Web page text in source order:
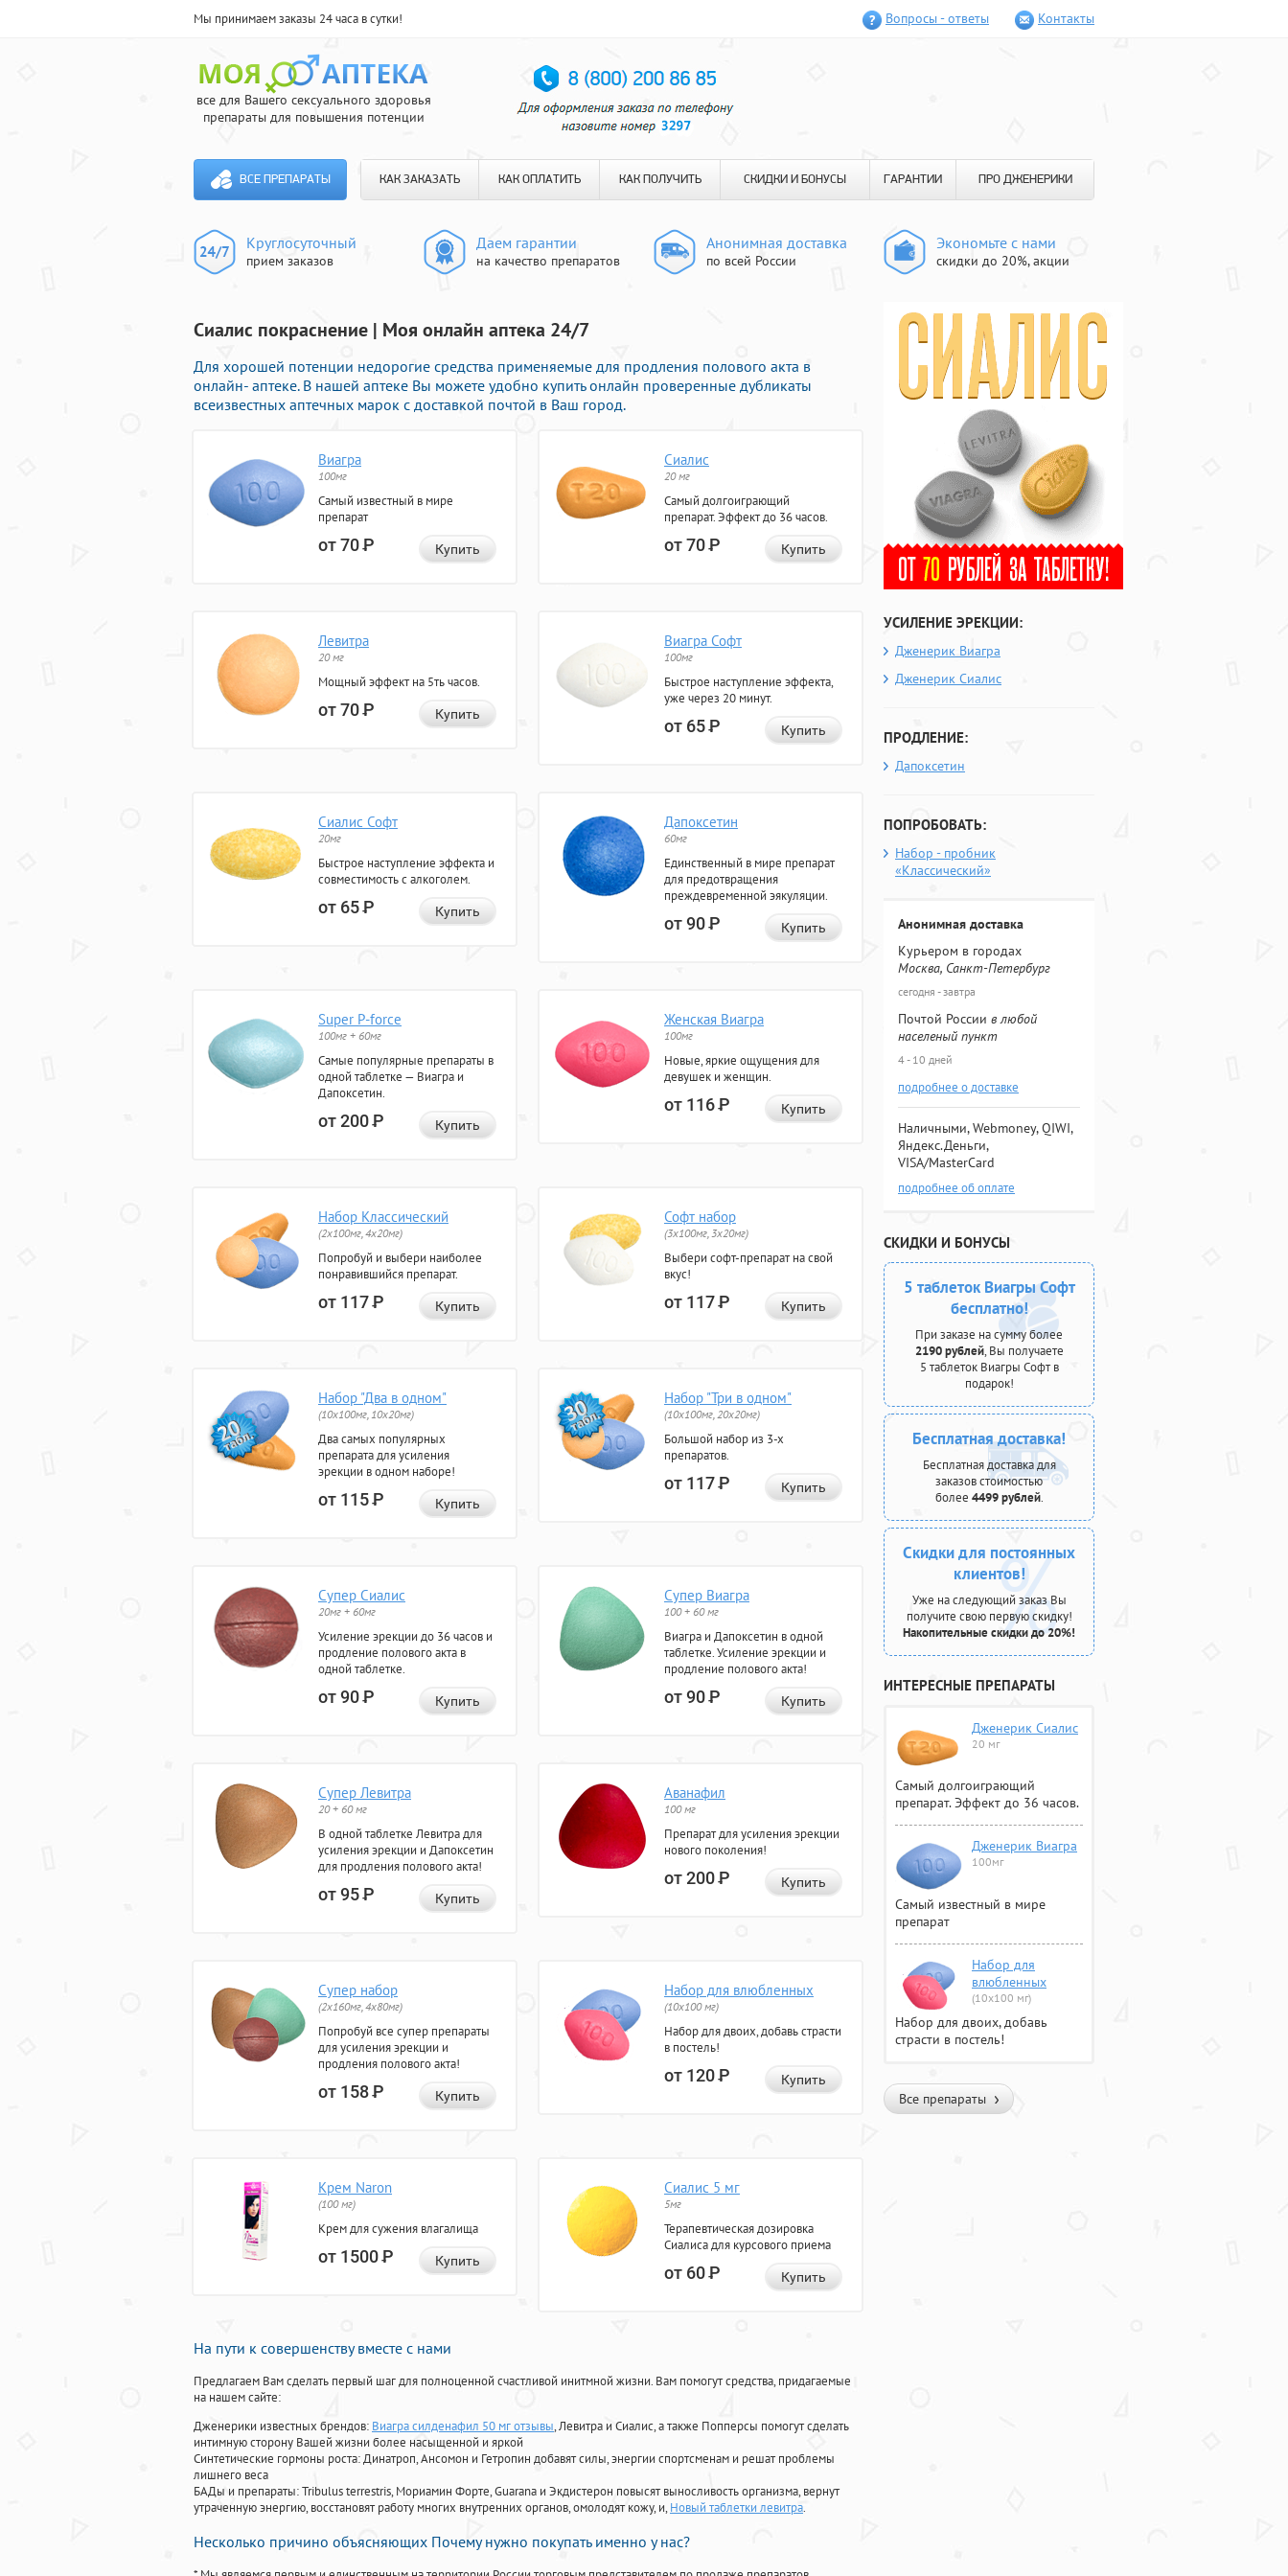
Мы принимаем заказы 24 часа в сутки! Вопросы - ответы Контакты
все для Вашего сексуального здоровья
препараты для повышения потенции
ВСЕ ПРЕПАРАТЫ КАК ЗАКАЗАТЬ КАК ОПЛАТИТЬ КАК ПОЛУЧИТЬ СКИДКИ И БОНУСЫ ГАРАНТИИ ПРО ДЖЕНЕРИКИ
Круглосуточный
прием заказов
Даем гарантии
на качество препаратов
Анонимная доставка
по всей России
Экономьте с нами
скидки до 20%, акции
Сиалис покраснение | Моя онлайн аптека 24/7
Для хорошей потенции недорогие средства применяемые для продления полового акта в
онлайн- аптеке. В нашей аптеке Вы можете удобно купить онлайн проверенные дубликаты
всеизвестных аптечных марок с доставкой почтой в Ваш город.
Виагра
100мг
Самый известный в мире
препарат
от 70Р Купить
Сиалис
20 мг
Самый долгоиграющий
препарат. Эффект до 36 часов.
от 70Р Купить
Левитра
20 мг
Мощный эффект на 5ть часов.
от 70Р Купить
Виагра Софт
100мг
Быстрое наступление эффекта,
уже через 20 минут.
от 65Р Купить
Сиалис Софт
20мг
Быстрое наступление эффекта и
совместимость с алкоголем.
от 65Р Купить
Дапоксетин
60мг
Единственный в мире препарат
для предотвращения
преждевременной эякуляции.
от 90Р Купить
Super P-force
100мг + 60мг
Самые популярные препараты в
одной таблетке — Виагра и
Дапоксетин.
от 200Р Купить
Женская Виагра
100мг
Новые, яркие ощущения для
девушек и женщин.
от 116Р Купить
Набор Классический
(2x100мг, 4x20мг)
Попробуй и выбери наиболее
понравившийся препарат.
от 117Р Купить
Софт набор
(3x100мг, 3x20мг)
Выбери софт-препарат на свой
вкус!
от 117Р Купить
Набор "Два в одном"
(10x100мг, 10x20мг)
Два самых популярных
препарата для усиления
эрекции в одном наборе!
от 115Р Купить
Набор "Три в одном"
(10x100мг, 20x20мг)
Большой набор из 3-х
препаратов.
от 117Р Купить
Супер Сиалис
20мг + 60мг
Усиление эрекции до 36 часов и
продление полового акта в
одной таблетке.
от 90Р Купить
Супер Виагра
100 + 60 мг
Виагра и Дапоксетин в одной
таблетке. Усиление эрекции и
продление полового акта!
от 90Р Купить
Супер Левитра
20 + 60 мг
В одной таблетке Левитра для
усиления эрекции и Дапоксетин
для продления полового акта!
от 95Р Купить
Аванафил
100 мг
Препарат для усиления эрекции
нового поколения!
от 200Р Купить
Супер набор
(2х160мг, 4х80мг)
Попробуй все супер препараты
для усиления эрекции и
продления полового акта!
от 158Р Купить
Набор для влюбленных
(10х100 мг)
Набор для двоих, добавь страсти
в постель!
от 120Р Купить
Крем Naron
(100 мг)
Крем для сужения влагалища
от 1500Р Купить
Сиалис 5 мг
5мг
Терапевтическая дозировка
Сиалиса для курсового приема
от 60Р Купить
На пути к совершенству вместе с нами
Предлагаем Вам сделать первый шаг для полноценной счастливой инитмной жизни. Вам помогут средства, придагаемые
на нашем сайте:
Дженерики известных брендов: Виагра силденафил 50 мг отзывы, Левитра и Сиалис, а также Попперсы помогут сделать
интимную сторону Вашей жизни более насыщенной и яркой
Синтетические гормоны роста: Динатроп, Ансомон и Гетропин добавят силы, энергии спортсменам и решат проблемы
лишнего веса
БАДы и препараты:Tribulus terrestris, Мориамин Форте, Guarana и Экдистерон повысят выносливость организма, вернут
утраченную энергию, восстановят работу многих внутренних органов, омолодят кожу, и, Новый таблетки левитра.
Несколько причино объясняющих Почему нужно покупать именно у нас?
УСИЛЕНИЕ ЭРЕКЦИИ:
Дженерик Виагра
Дженерик Сиалис
ПРОДЛЕНИЕ:
Дапоксетин
ПОПРОБОВАТЬ:
Набор - пробник
«Классический»
Анонимная доставка
Курьером в городах
Москва, Санкт-Петербург
сегодня - завтра
Почтой России в любой
населеный пункт
4 - 10 дней
подробнее о доставке
Наличными, Webmoney, QIWI,
Яндекс.Деньги,
VISA/MasterCard
подробнее об оплате
СКИДКИ И БОНУСЫ
5 таблеток Виагры Софт
бесплатно!
При заказе на сумму более
2190 рублей, Вы получаете
5 таблеток Виагры Софт в
подарок!
Бесплатная доставка!
Бесплатная доставка для
заказов стоимостью
более 4499 рублей.
Скидки для постоянных
клиентов!
Уже на следующий заказ Вы
получите свою первую скидку!
Накопительные скидки до 20%!
ИНТЕРЕСНЫЕ ПРЕПАРАТЫ
Дженерик Сиалис
20 мг
Самый долгоиграющий
препарат. Эффект до 36 часов.
Дженерик Виагра
100мг
Самый известный в мире
препарат
Набор для
влюбленных
(10х100 мг)
Набор для двоих, добавь
страсти в постель!
Все препараты